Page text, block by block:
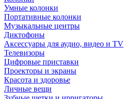
Умные колонки
Портативные колонки
Музыкальные центры
Диктофоны
Аксессуары для аудио, видео и TV
Телевизоры
Цифровые приставки
Проекторы и экраны
Красота и здоровье
Личные вещи